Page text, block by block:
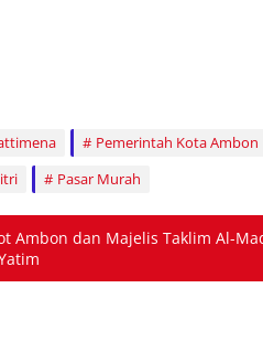
Pemerintah Kota Ambon
Pasar Murah
Ambon dan Majelis Taklim Al-